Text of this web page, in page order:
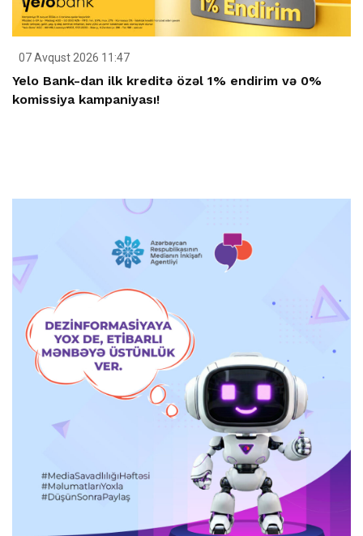
07 Avqust 2026 11:47
Yelo Bank-dan ilk kreditə özəl 1% endirim və 0%
komissiya kampaniyası!